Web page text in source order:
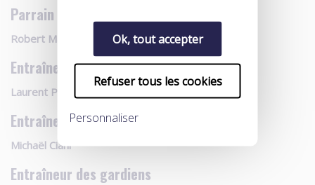
Ok, tout accepter
Refuser tous les cookies
Personnaliser
Parrain
Robert Malm
Entraîneur
Laurent Peyrelade
Entraîneur-adjoint
Michaël Ciani
Entraîneur des gardiens